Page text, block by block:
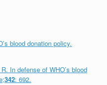
blood donation policy.
In defense of WHO’s blood
342: 692.